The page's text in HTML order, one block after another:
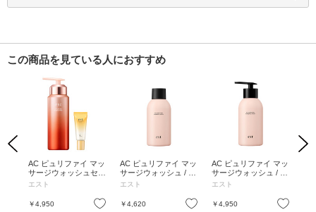
この商品を見ている人におすすめ
Previous
お気に入り
AC ピュリファイ マッ
サージウォッシュセッ
ト / 170g、13mL
エスト
￥4,950 お気に入り
AC ピュリファイ マッ
サージウォッシュ / レ
フィル / 170g / フロー
トブーケの香り
エスト
￥4,620 お気に入り
AC ピュリファイ マッ
サージウォッシュ / 本
体 / 170g / フローラル
ーケの香り
エスト
￥4,950
Next